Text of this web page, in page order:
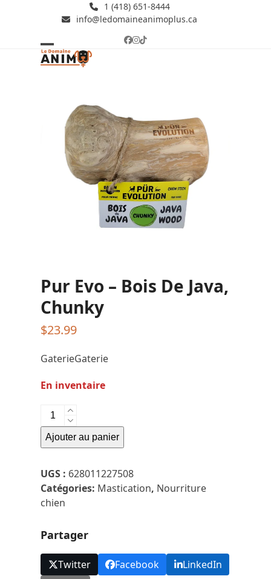
1 (418) 651-8444
info@ledomaineanimoplus.ca
Facebook
Instagram
Tiktok
Open
Close
Pur Evo – Bois De Java,
Chunky
$23.99
GaterieGaterie
En inventaire
quantité
de
Pur
-
Bois
De
Ajouter au panier
UGS : 628011227508
Catégories: Mastication, Nourriture
chien
Partager
Twitter Facebook
LinkedIn